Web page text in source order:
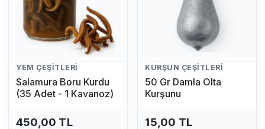
YEM ÇEŞITLERI
Salamura Boru Kurdu
(35 Adet - 1 Kavanoz)
450,00 TL
KURŞUN ÇEŞITLERI
50 Gr Damla Olta
Kurşunu
15,00 TL